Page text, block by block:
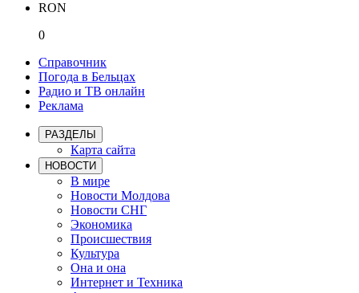
RON
0
Справочник
Погода в Бельцах
Радио и ТВ онлайн
Реклама
РАЗДЕЛЫ
Карта сайта
НОВОСТИ
В мире
Новости Молдова
Новости СНГ
Экономика
Происшествия
Культура
Она и она
Интернет и Техника